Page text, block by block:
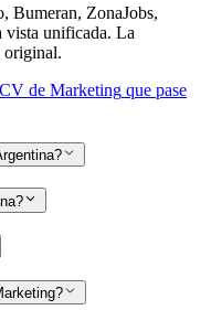
Bumeran, ZonaJobs,
vista unificada. La
original.
de Marketing que pase